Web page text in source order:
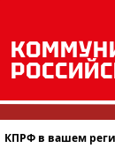
КПРФ в вашем